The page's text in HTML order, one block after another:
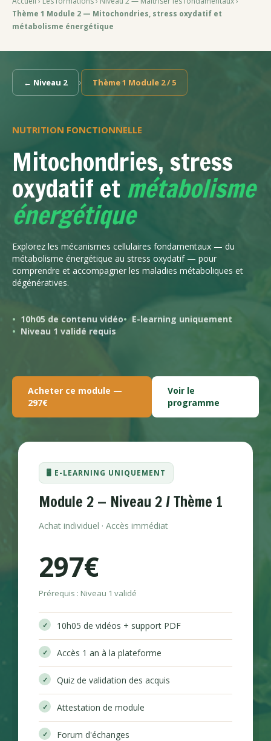
Thème 1 Module 2 — Mitochondries, stress oxydatif et
métabolisme énergétique
← Niveau 2 › Thème 1 Module 2 / 5
NUTRITION FONCTIONNELLE
Mitochondries, stress
oxydatif et métabolisme
énergétique
Explorez les mécanismes cellulaires fondamentaux — du
métabolisme énergétique au stress oxydatif — pour
comprendre et accompagner les maladies métaboliques et
dégénératives.
10h05 de contenu vidéo
E-learning uniquement
Niveau 1 validé requis
Acheter ce module —
297€
Voir le
programme
🖥️ E-LEARNING UNIQUEMENT
Module 2 — Niveau 2 / Thème 1
Achat individuel · Accès immédiat
297€
Prérequis : Niveau 1 validé
10h05 de vidéos + support PDF
Accès 1 an à la plateforme
Quiz de validation des acquis
Attestation de module
Forum d'échanges